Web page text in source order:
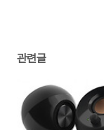
관련글